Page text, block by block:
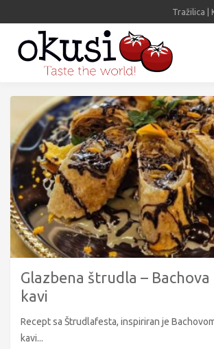
Tražilica
Glazbena štrudla –
kavi
Recept sa Štrudlafesta, inspiriran je
kavi...